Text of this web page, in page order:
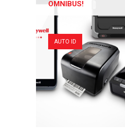
OMNIBUS!
AUTO ID